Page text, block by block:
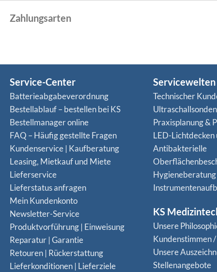
Zahlungsarten
Service-Center
Batterieabgabeverordnung
Bestellablauf – bestellen bei KS
Bestellmanager online
FAQ – Häufig gestellte Fragen
Kundenservice | Kaufberatung
Leasing, Mietkauf und Miete
Lieferservice
Lieferstatus anfragen
Mein Kundenkonto
Newsletter-Service
Produktvorführung | Einweisung
Reparatur | Garantie
Retouren | Rückerstattung
Lieferkonditionen | Lieferziele
Servicewelten
Technischer
Praxisplanung &
LED-
Antibakterielle
KS
Unsere
Kundenstimmen
Unsere
Stellenangebote